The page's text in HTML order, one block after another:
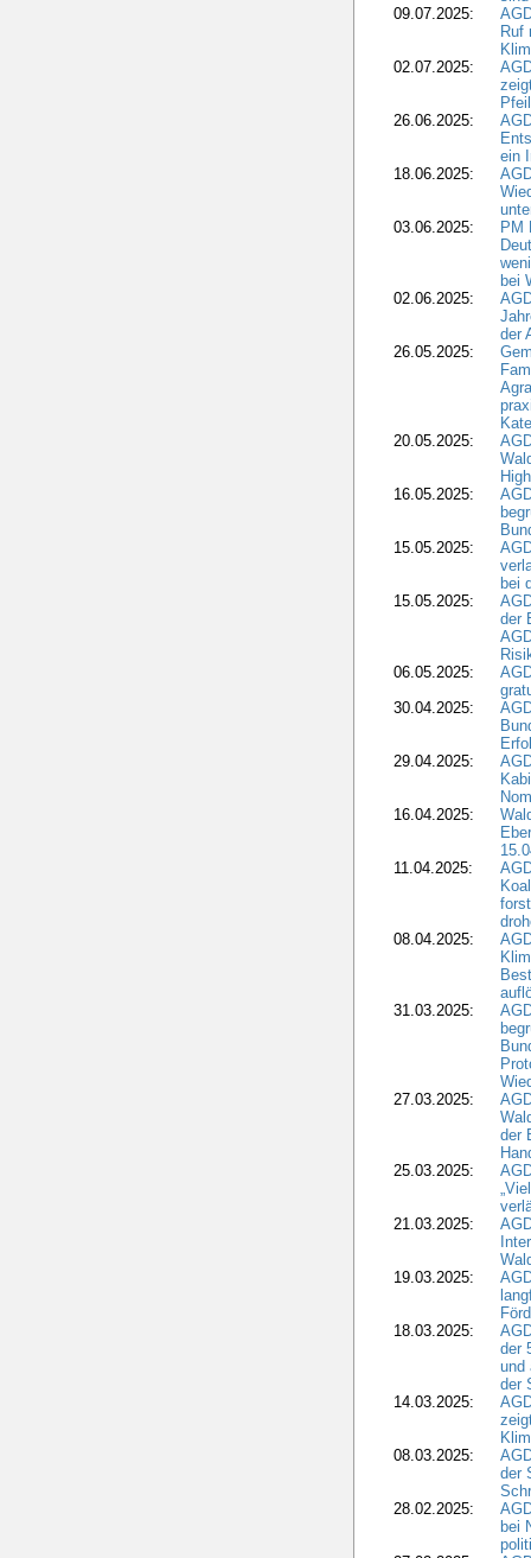
09.07.2025:
Ruf
02.07.2025:
26.06.2025:
ein
18.06.2025:
03.06.2025:
PM
bei
02.06.2025:
der
26.05.2025:
20.05.2025:
16.05.2025:
15.05.2025:
bei
15.05.2025:
der
06.05.2025:
30.04.2025:
29.04.2025:
16.04.2025:
11.04.2025:
08.04.2025:
31.03.2025:
27.03.2025:
der
25.03.2025:
21.03.2025:
19.03.2025:
18.03.2025:
der
und
der
14.03.2025:
08.03.2025:
der
28.02.2025:
bei